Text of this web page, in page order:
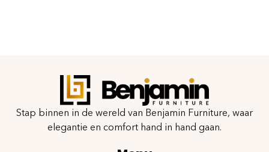
Stap binnen in de wereld van Benjamin Furniture, waar
elegantie en comfort hand in hand gaan.